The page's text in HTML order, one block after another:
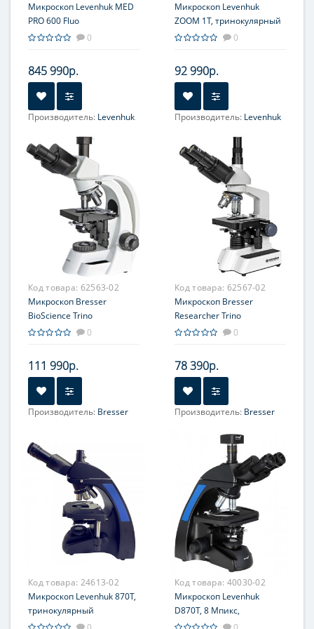
Микроскоп Levenhuk MED
PRO 600 Fluo
0
845 990р.
Производитель: Levenhuk
(полуапохромат): 4х, 10х,
20x, 40х
Увеличение, крат:40-400
WF 10х/22 мм
широкопольные
Фокусировка: Грубая;
Микроскоп Levenhuk
ZOOM 1T, тринокулярный
0
92 990р.
Производитель: Levenhuk
(панкратический)
Увеличение, крат:
WF10х/22 мм
Фокусировка:Грубая
Код товара: 62563-02
Микроскоп Bresser
BioScience Trino
0
111 990р.
Производитель: Bresser
100x (иммерсионный)
Увеличение, крат:
400; 1000
WF10x/20 мм
Фокусировка:Грубая;
Код товара: 62567-02
Микроскоп Bresser
Researcher Trino
0
78 390р.
Производитель: Bresser
100х (иммерсионный)
Увеличение, крат:40; 100;
400; 1000
Окуляр (ы):10x
Фокусировка:Грубая;
Точная
Код товара: 24613-02
Микроскоп Levenhuk 870T,
тринокулярный
Код товара: 40030-02
Микроскоп Levenhuk
D870T, 8 Мпикс,
тринокулярный